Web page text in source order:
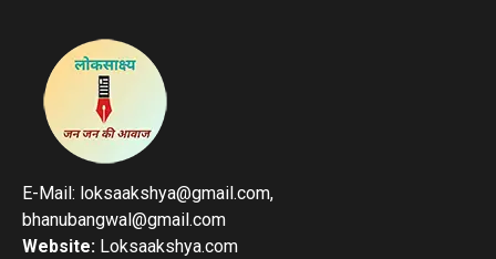
E-Mail: loksaakshya@gmail.com,
bhanubangwal@gmail.com
Website: Loksaakshya.com